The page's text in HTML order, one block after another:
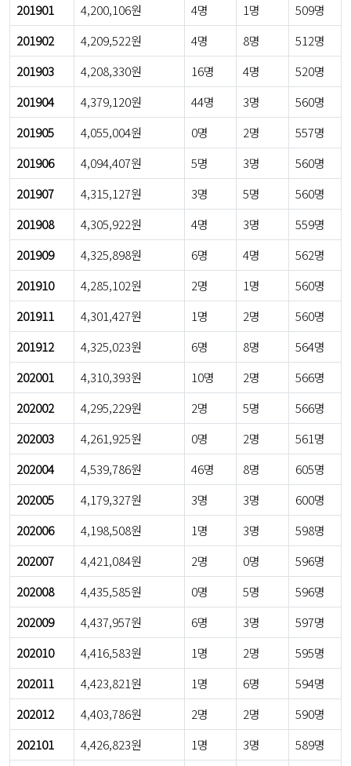
201901 4,200,106원 4명 1명
509명
201902
4,209,522원 4명 8명
512명
201903
4,208,330원 16명 4명
520명
201904
4,379,120원 44명 3명
560명
201905
4,055,004원 0명 2명
557명
201906
4,094,407원 5명 3명
560명
201907
4,315,127원 3명 5명
560명
201908
4,305,922원 4명 3명
559명
201909
4,325,898원 6명 4명
562명
201910
4,285,102원 2명 1명
560명
201911
4,301,427원 1명 2명
560명
201912
4,325,023원 6명 8명
564명
202001
4,310,393원 10명 2명
566명
202002
4,295,229원 2명 5명
566명
202003
4,261,925원 0명 2명
561명
202004
4,539,786원 46명 8명
605명
202005
4,179,327원 3명 3명
600명
202006
4,198,508원 1명 3명
598명
202007
4,421,084원 2명 0명
596명
202008
4,435,585원 0명 5명
596명
202009
4,437,957원 6명 3명
597명
202010
4,416,583원 1명 2명
595명
202011
4,423,821원 1명 6명
594명
202012
4,403,786원 2명 2명
590명
202101
4,426,823원 1명 3명
589명